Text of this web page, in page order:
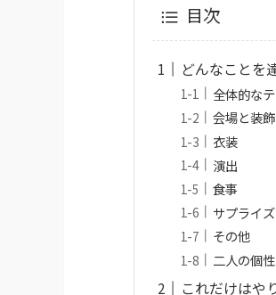
目次
どんなことを
全体的な
会場と装飾
衣装
演出
食事
サプライズ
その他
二人の個
これだけはや